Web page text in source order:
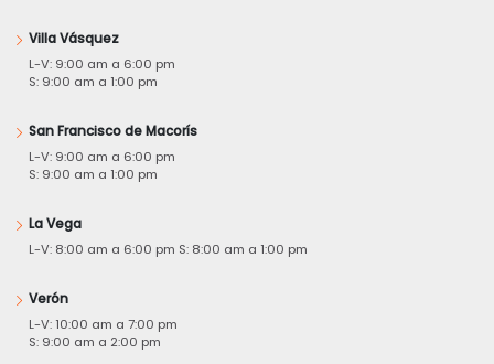
Villa Vásquez
L-V: 9:00 am a 6:00 pm
S: 9:00 am a 1:00 pm
San Francisco de Macorís
L-V: 9:00 am a 6:00 pm
S: 9:00 am a 1:00 pm
La Vega
L-V: 8:00 am a 6:00 pm S: 8:00 am a 1:00 pm
Verón
L-V: 10:00 am a 7:00 pm
S: 9:00 am a 2:00 pm